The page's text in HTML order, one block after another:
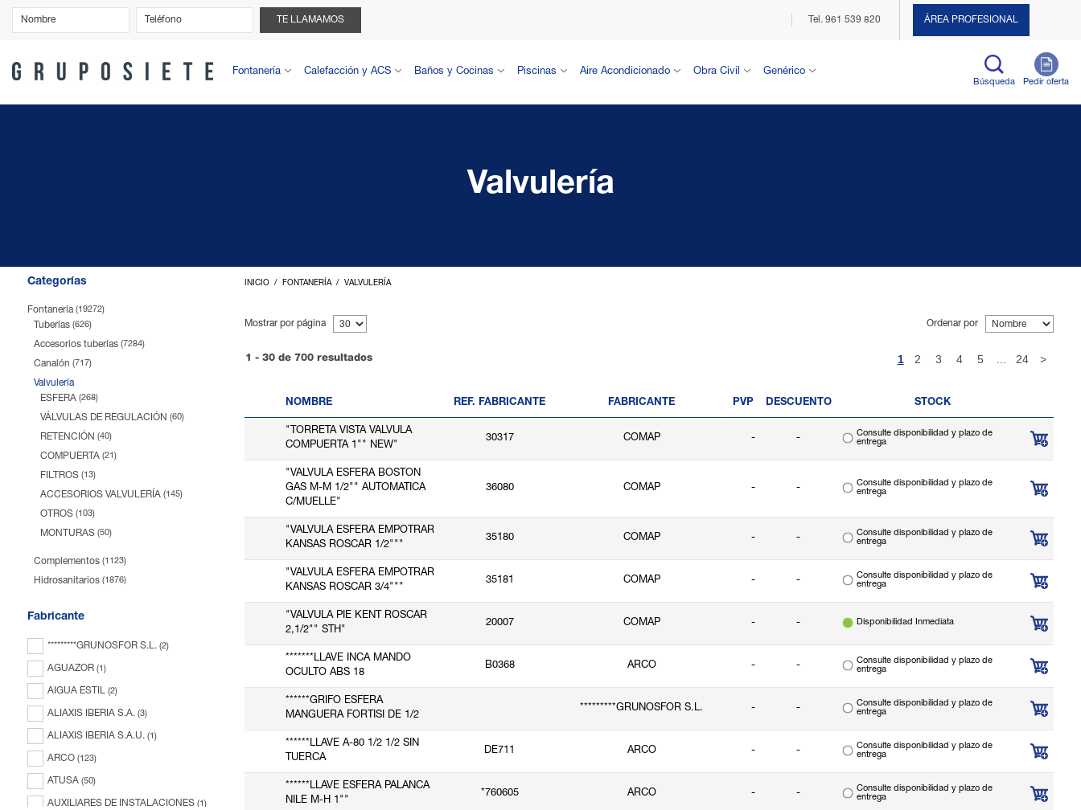
TE LLAMAMOS Tel. 961 539 820 ÁREA PROFESIONAL
Fontanería Calefacción y ACS Baños y Cocinas Piscinas Aire Acondicionado Obra Civil Genérico
Búsqueda Pedir oferta
Valvulería
Categorías
Fontanería (19272)
Tuberías (626)
Accesorios tuberías (7284)
Canalón (717)
Valvulería
ESFERA (268)
VÁLVULAS DE REGULACIÓN (60)
RETENCIÓN (40)
COMPUERTA (21)
FILTROS (13)
ACCESORIOS VALVULERÍA (145)
OTROS (103)
MONTURAS (50)
Complementos (1123)
Hidrosanitarios (1876)
Depósitos y depuración
Tratamientos de agua
Riego
Equipos presión y contra incendios
Gas (453)
Aislamientos fontanería (227)
Otros (728)
Fabricante
*********GRUNOSFOR S.L. (2)
AGUAZOR (1)
AIGUA ESTIL (2)
ALIAXIS IBERIA S.A. (3)
ALIAXIS IBERIA S.A.U. (1)
ARCO (123)
ATUSA (50)
AUXILIARES DE INSTALACIONES (1)
INICIO FONTANERÍA VALVULERÍA
Mostrar por página Ordenar por
1 - 30 de 700 resultados 1 2 3 4 5 24 >
NOMBRE REF. FABRICANTE FABRICANTE PVP DESCUENTO STOCK
"TORRETA VISTA VALVULA
COMPUERTA 1"" NEW"
30317 COMAP - -
Consulte disponibilidad y plazo de
entrega
"VALVULA ESFERA BOSTON
GAS M-M 1/2"" AUTOMATICA
C/MUELLE"
36080 COMAP - -
Consulte disponibilidad y plazo de
entrega
"VALVULA ESFERA EMPOTRAR
KANSAS ROSCAR 1/2"""
35180 COMAP - -
Consulte disponibilidad y plazo de
entrega
"VALVULA ESFERA EMPOTRAR
KANSAS ROSCAR 3/4"""
35181 COMAP - -
Consulte disponibilidad y plazo de
entrega
"VALVULA PIE KENT ROSCAR
2,1/2"" STH"
20007 COMAP - - Disponibilidad Inmediata
*******LLAVE INCA MANDO
OCULTO ABS 18
B0368 ARCO - -
Consulte disponibilidad y plazo de
entrega
******GRIFO ESFERA
MANGUERA FORTISI DE 1/2
*********GRUNOSFOR S.L. - -
Consulte disponibilidad y plazo de
entrega
******LLAVE A-80 1/2 1/2 SIN
TUERCA
DE711 ARCO - -
Consulte disponibilidad y plazo de
entrega
******LLAVE ESFERA PALANCA
NILE M-H 1""
*760605 ARCO - -
Consulte disponibilidad y plazo de
entrega